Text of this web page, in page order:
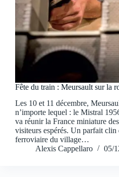
Fête du train : Meursault sur la
Les 10 et 11 décembre,
n’importe lequel : le Mistral
va réunir la France miniature
visiteurs espérés. Un parfait
ferroviaire du village…
Alexis Cappellaro
05/